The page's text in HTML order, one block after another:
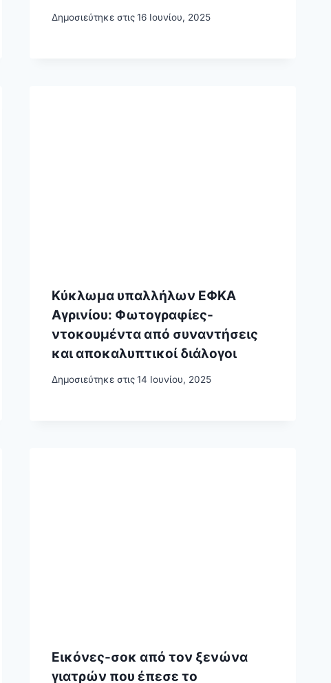
Δημοσιεύτηκε στις 16 Ιουνίου, 2025
Κύκλωμα υπαλλήλων ΕΦΚΑ
Αγρινίου: Φωτογραφίες-
ντοκουμέντα από συναντήσεις
και αποκαλυπτικοί διάλογοι
Δημοσιεύτηκε στις 14 Ιουνίου, 2025
Εικόνες-σοκ από τον ξενώνα
γιατρών που έπεσε το